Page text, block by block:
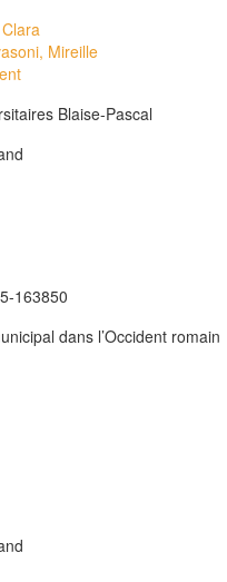
Mireille
Blaise-Pascal
163850
dans l’Occident romain